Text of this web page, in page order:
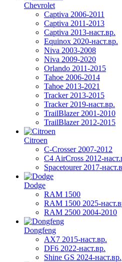
Chevrolet
Captiva 2006-2011
Captiva 2011-2013
Captiva 2013-наст.вр.
Equinox 2020-наст.вр.
Niva 2003-2008
Niva 2009-2020
Orlando 2011-2015
Tahoe 2006-2014
Tahoe 2013-2021
Tracker 2013-2015
Tracker 2019-наст.вр.
TrailBlazer 2001-2010
TrailBlazer 2012-2015
Citroen
C-Crosser 2007-2012
C4 AirCross 2012-
Spacetourer 2017-
Dodge
RAM 1500
RAM 1500 2025-
RAM 2500 2004-2010
Dongfeng
AX7 2015-наст.вр.
DF6 2022-наст.вр.
Shine GS 2024-наст.вр.